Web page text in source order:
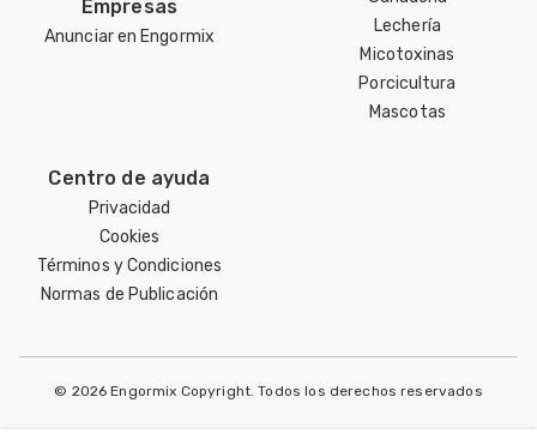
Empresas
Anunciar en Engormix
Lechería
Micotoxinas
Porcicultura
Mascotas
Centro de ayuda
Privacidad
Cookies
Términos y Condiciones
Normas de Publicación
© 2026 Engormix Copyright. Todos los derechos reservados